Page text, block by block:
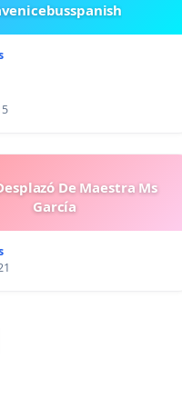
De Maestra Ms
García